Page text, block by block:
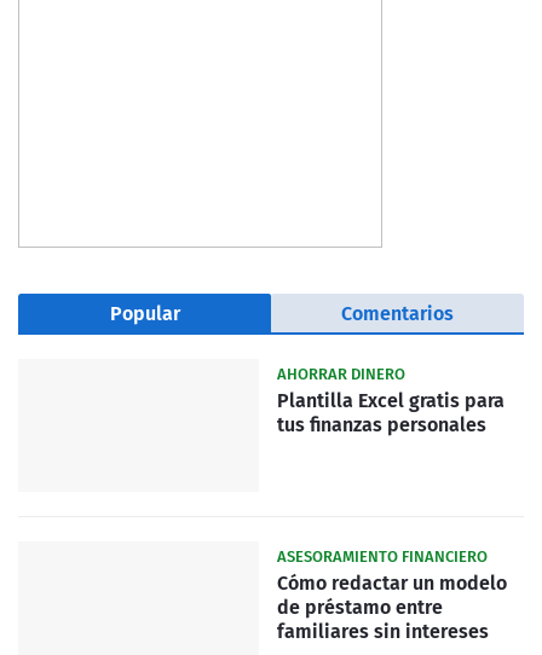
Popular Comentarios
AHORRAR DINERO
Plantilla Excel gratis para
tus finanzas personales
ASESORAMIENTO FINANCIERO
Cómo redactar un modelo
de préstamo entre
familiares sin intereses